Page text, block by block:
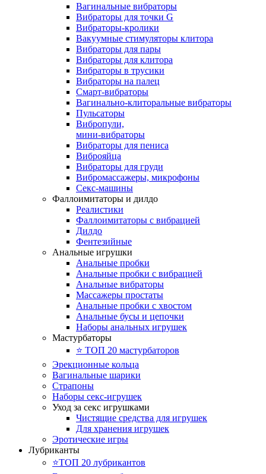
Вагинальные вибраторы
Вибраторы для точки G
Вибраторы-кролики
Вакуумные стимуляторы клитора
Вибраторы для пары
Вибраторы для клитора
Вибраторы в трусики
Вибраторы на палец
Смарт-вибраторы
Вагинально-клиторальные вибраторы
Пульсаторы
Вибропули,
мини-вибраторы
Вибраторы для пениса
Виброяйца
Вибраторы для груди
Вибромассажеры, микрофоны
Секс-машины
Фаллоимитаторы и дилдо
Реалистики
Фаллоимитаторы с вибрацией
Дилдо
Фентезийные
Анальные игрушки
Анальные пробки
Анальные пробки с вибрацией
Анальные вибраторы
Массажеры простаты
Анальные пробки с хвостом
Анальные бусы и цепочки
Наборы анальных игрушек
Мастурбаторы
⭐️ ТОП 20 мастурбаторов
Эрекционные кольца
Вагинальные шарики
Страпоны
Наборы секс-игрушек
Уход за секс игрушками
Чистящие средства для игрушек
Для хранения игрушек
Эротические игры
Лубриканты
⭐️ТОП 20 лубрикантов